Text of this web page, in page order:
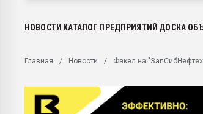
Вакуум-формовочные машины:
28.07.2026 Автоматизация выходит на
первый план в переработке
НОВОСТИ КАТАЛОГ ПРЕДПРИЯТИЙ ДОСКА
Главная Новости Факел на